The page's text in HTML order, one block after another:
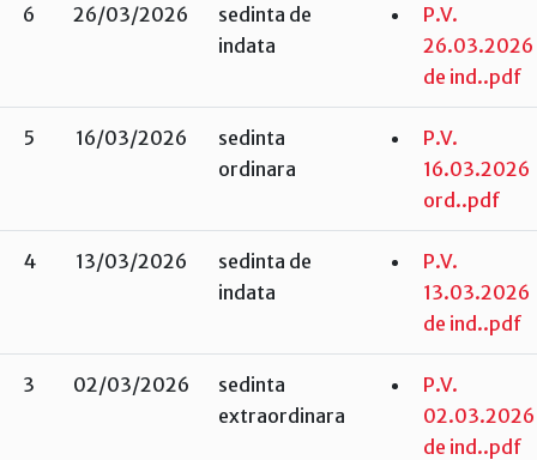
6 26/03/2026
sedinta de
indata
P.V.
26.03.2026
de ind..pdf
5 16/03/2026
sedinta
ordinara
P.V.
16.03.2026
ord..pdf
4 13/03/2026
sedinta de
indata
P.V.
13.03.2026
de ind..pdf
3 02/03/2026
sedinta
extraordinara
P.V.
02.03.2026
de ind..pdf